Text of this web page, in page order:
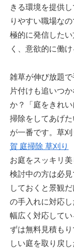
きる環境を提供
りやすい職場な
極的に発信した
く、意欲的に働
雑草が伸び放題
片付けも追いつ
か？「庭をきれ
掃除をしてあげ
が一番です。草
賀 庭掃除 草刈り
お庭をスッキリ
検討中の方は必
しておくと景観
の手入れに対応
幅広く対応して
ずは無料見積も
しい庭を取り戻